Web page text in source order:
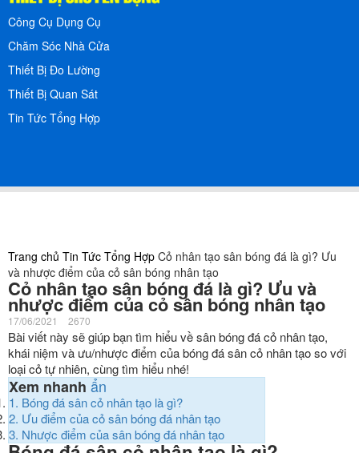
Công Cụ Dụng Cụ
Chăm Sóc Nhà Cửa
Thiết Bị Đo Lường
Thiết Bị Quan Sát
Tin Tức Tổng Hợp
Trang chủ Tin Tức Tổng Hợp Cỏ nhân tạo sân bóng đá là gì? Ưu
và nhược điểm của cỏ sân bóng nhân tạo
Cỏ nhân tạo sân bóng đá là gì? Ưu và
nhược điểm của cỏ sân bóng nhân tạo
17/06/2021 2670
Bài viết này sẽ giúp bạn tìm hiểu về sân bóng đá cỏ nhân tạo,
khái niệm và ưu/nhược điểm của bóng đá sân cỏ nhân tạo so với
loại cỏ tự nhiên, cùng tìm hiểu nhé!
Xem nhanh ẩn
1. Bóng đá sân cỏ nhân tạo là gì?
2. Ưu điểm của cỏ sân bóng đá nhân tạo
3. Nhược điểm của sân bóng đá nhân tạo